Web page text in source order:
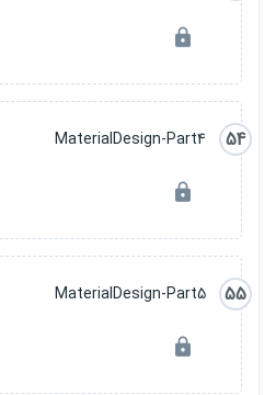
54
MaterialDesign-Part4
55
MaterialDesign-Part5